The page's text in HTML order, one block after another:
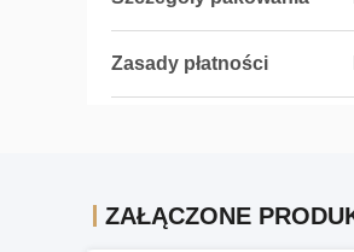
Zasady płatności